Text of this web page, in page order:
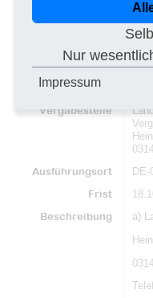
Titel
"In
Vergabeverfahren
Vergabestelle
Ausführungsort
Frist
Beschreibung
a)
Nur
Impressum